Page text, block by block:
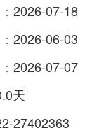
2026-07-18
2026-06-03
2026-07-07
天
27402363